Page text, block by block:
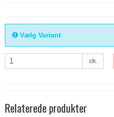
Vælg Variant
stk.
Relaterede produkter